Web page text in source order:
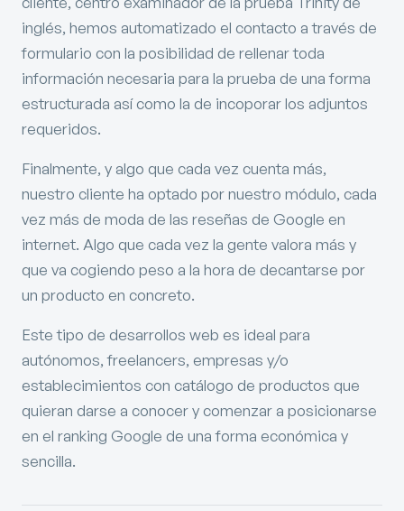
inglés, hemos automatizado el contacto a través de
formulario con la posibilidad de rellenar toda
información necesaria para la prueba de una forma
estructurada así como la de incoporar los adjuntos
requeridos.
Finalmente, y algo que cada vez cuenta más,
nuestro cliente ha optado por nuestro módulo, cada
vez más de moda de las reseñas de Google en
internet. Algo que cada vez la gente valora más y
que va cogiendo peso a la hora de decantarse por
un producto en concreto.
Este tipo de desarrollos web es ideal para
autónomos, freelancers, empresas y/o
establecimientos con catálogo de productos que
quieran darse a conocer y comenzar a posicionarse
en el ranking Google de una forma económica y
sencilla.